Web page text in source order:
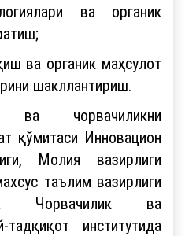
ва органик
ва органик маҳсулот
шакллантириш.
ва чорвачиликни
қўмитаси Инновацион
Молия вазирлиги
таълим вазирлиги
Чорвачилик ва
тадқиқот институтида